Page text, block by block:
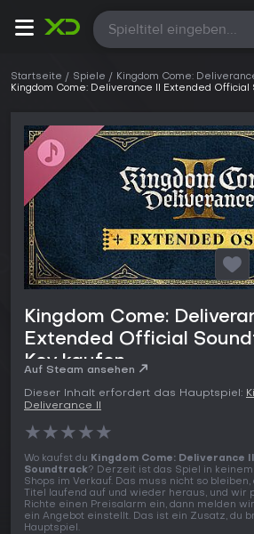
Alle
Startseite Spiele
Kingdom Come:
Kingdom Come: Deliverance II Extended Official
Kingdom Come:
Extended Official
Key kaufen
Auf Steam ansehen
Dieser Inhalt erfordert das Hauptspiel:
Deliverance II
★★★★★
Wo kaufst du Kingdom Come: Deliverance
Soundtrack? Derzeit ist das Spiel in
Shops im Verkauf. Das muss nicht so
Titel laufend auf und wieder heraus, und wir
Richte einen Preisalarm ein, dann melden
ein Angebot einstellt. Das ist ein Zusatz, du
Hauptspiel.